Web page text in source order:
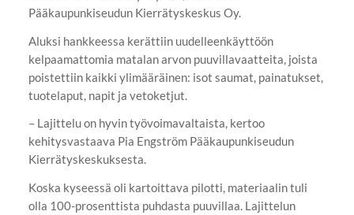
Pääkaupunkiseudun Kierrätyskeskus Oy.
Aluksi hankkeessa kerättiin uudelleenkäyttöön
kelpaamattomia matalan arvon puuvillavaatteita, joista
poistettiin kaikki ylimääräinen: isot saumat, painatukset,
tuotelaput, napit ja vetoketjut.
– Lajittelu on hyvin työvoimavaltaista, kertoo
kehitysvastaava Pia Engström Pääkaupunkiseudun
Kierrätyskeskuksesta.
Koska kyseessä oli kartoittava pilotti, materiaalin tuli
olla 100-prosenttista puhdasta puuvillaa. Lajittelun